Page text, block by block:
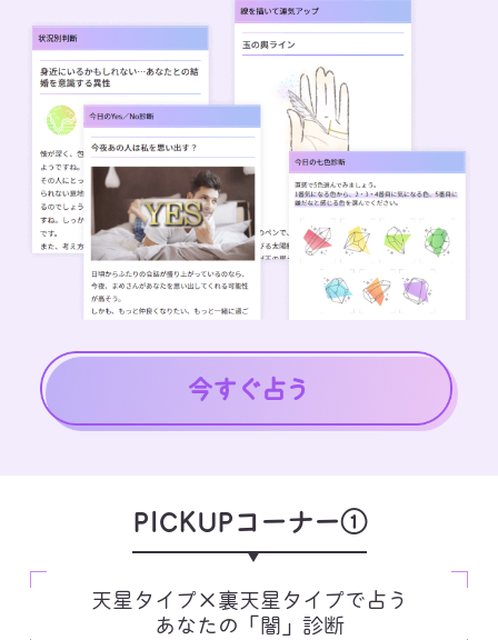
PICKUPコーナー①
天星タイプ×裏天星タイプで占う
あなたの「闇」診断